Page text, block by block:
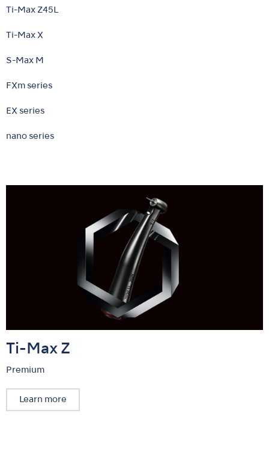
Ti-Max Z45L
Ti-Max X
S-Max M
FXm series
EX series
nano series
Ti-Max Z
Premium
Learn more